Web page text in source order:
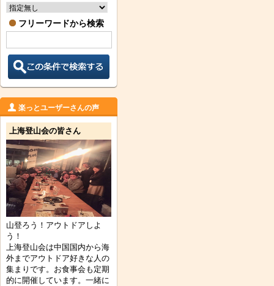
フリーワードから検索
楽っとユーザーさんの声
上海登山会の皆さん
山登ろう！アウトドアしよ
う！
上海登山会は中国国内から海
外までアウトドア好きな人の
集まりです。お食事会も定期
的に開催しています。一緒に